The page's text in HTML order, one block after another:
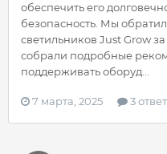
обеспечить его
безопасность. Мы
светильников Just Grow
собрали подробные
поддерживать оборуд...
7 марта, 2025 3